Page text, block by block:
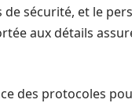
sécurité, et le
aux détails
des protocoles